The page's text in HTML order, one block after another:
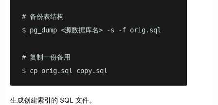
# 备份表结构
$ pg_dump <源数据库名> -s -f orig.sql
# 复制一份备用
$ cp orig.sql copy.sql
生成创建索引的 SQL 文件。